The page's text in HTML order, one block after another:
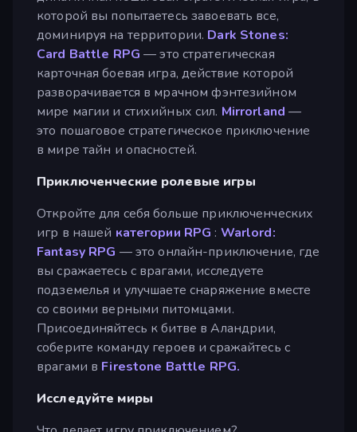
которой вы попытаетесь завоевать все,
доминируя на территории. Dark Stones:
Card Battle RPG — это стратегическая
карточная боевая игра, действие которой
разворачивается в мрачном фэнтезийном
мире магии и стихийных сил. Mirrorland —
это пошаговое стратегическое приключение
в мире тайн и опасностей.
Приключенческие ролевые игры
Откройте для себя больше приключенческих
игр в нашей категории RPG : Warlord:
Fantasy RPG — это онлайн-приключение, где
вы сражаетесь с врагами, исследуете
подземелья и улучшаете снаряжение вместе
со своими верными питомцами.
Присоединяйтесь к битве в Аландрии,
соберите команду героев и сражайтесь с
врагами в Firestone Battle RPG.
Исследуйте миры